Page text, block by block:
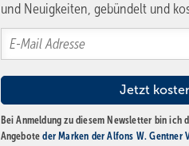
und Neuigkeiten, gebündelt und
Bei Anmeldung zu diesem Newsletter bin
Angeboteder Marken der Alfons W. Gentner